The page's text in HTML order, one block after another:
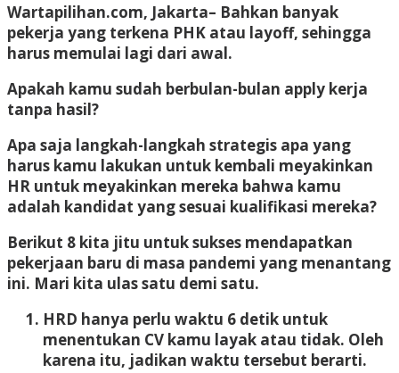
Wartapilihan.com, Jakarta– Bahkan banyak
pekerja yang terkena PHK atau layoff, sehingga
harus memulai lagi dari awal.
Apakah kamu sudah berbulan-bulan apply kerja
tanpa hasil?
Apa saja langkah-langkah strategis apa yang
harus kamu lakukan untuk kembali meyakinkan
HR untuk meyakinkan mereka bahwa kamu
adalah kandidat yang sesuai kualifikasi mereka?
Berikut 8 kita jitu untuk sukses mendapatkan
pekerjaan baru di masa pandemi yang menantang
ini. Mari kita ulas satu demi satu.
HRD hanya perlu waktu 6 detik untuk
menentukan CV kamu layak atau tidak. Oleh
karena itu, jadikan waktu tersebut berarti.